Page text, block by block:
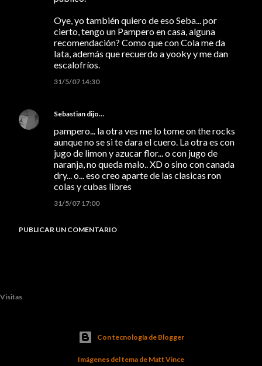
Oye, yo también quiero de eso Seba... por
cierto, tengo un Pampero en casa, alguna
recomendación? Como que con Cola me da
lata, además que recuerdo a yooky y me dan
escalofríos.
31/5/07 14:30
Sebastian dijo…
pampero... la otra ves me lo tome on the rocks
aunque no se si te dara el cuero. La otra es con
jugo de limon y azucar flor... o con jugo de
naranja, no queda malo.. XD o sino con canada
dry... o... eso creo aparte de las clasicas ron
colas y cubas libres
31/5/07 17:00
PUBLICAR UN COMENTARIO
Visitas
Con tecnología de Blogger
Imágenes del tema de Matt Vince